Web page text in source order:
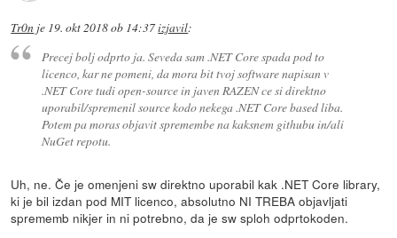
Tr0n je 19. okt 2018 ob 14:37izjavil:
Precej bolj odprto ja. Seveda sam .NET Core spada pod to
licenco, kar ne pomeni, da mora bit tvoj software napisan v
.NET Core tudi open-source in javen RAZEN ce si direktno
uporabil/spremenil source kodo nekega .NET Core based liba.
Potem pa moras objavit spremembe na kaksnem githubu in/ali
NuGet repotu.
Uh, ne. Če je omenjeni sw direktno uporabil kak .NET Core library,
ki je bil izdan pod MIT licenco, absolutno NI TREBA objavljati
sprememb nikjer in ni potrebno, da je sw sploh odprtokoden.